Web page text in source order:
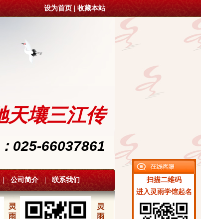
扫描二维码
进入灵雨学馆起名
设为首页 收藏本站
天壤三江传
025-66037861
公司简介 联系我们